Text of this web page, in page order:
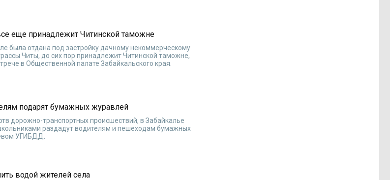
еще принадлежит Читинской таможне
была отдана под застройку дачному некоммерческому
Читы, до сих пор принадлежит Читинской таможне,
в Общественной палате Забайкальского края.
подарят бумажных журавлей
дорожно-транспортных происшествий, в Забайкалье
раздадут водителям и пешеходам бумажных
УГИБДД.
водой жителей села